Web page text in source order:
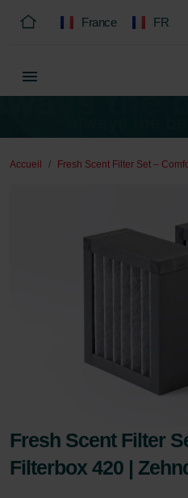
France FR
Accueil Fresh Scent Filter Set –
Fresh Scent Filter
Filterbox 420 |